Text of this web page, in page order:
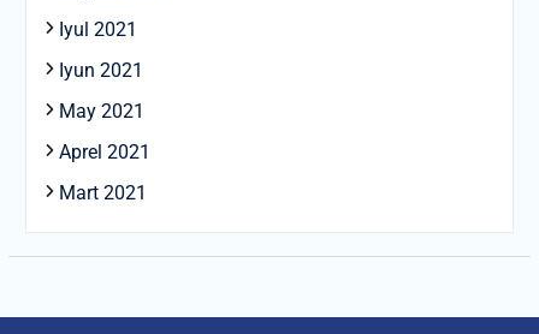
Iyul 2021
Iyun 2021
May 2021
Aprel 2021
Mart 2021